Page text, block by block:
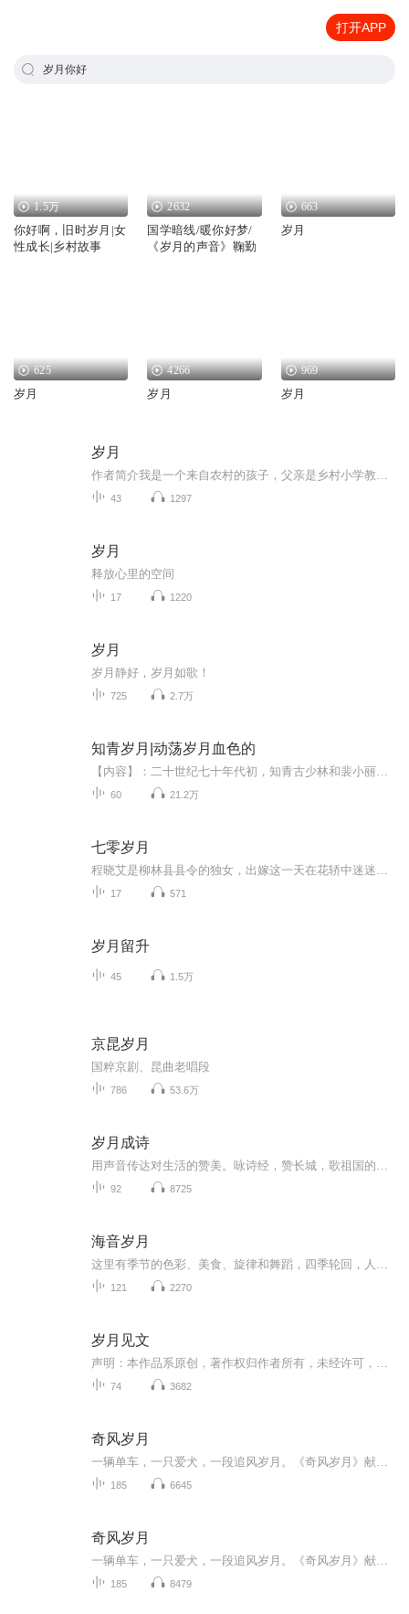
打开APP
岁月你好
1.5万
你好啊，旧时岁月|女
性成长|乡村故事
2632
国学暗线/暖你好梦/
《岁月的声音》鞠勤
663
岁月
625
岁月
4266
岁月
969
岁月
岁月
43 1297
岁月
释放心里的空间
17 1220
岁月
岁月静好，岁月如歌！
725 2.7万
知青岁月|动荡岁月血色的
60 21.2万
七零岁月
17 571
岁月留升
45 1.5万
京昆岁月
国粹京剧、昆曲老唱段
786 53.6万
岁月成诗
92 8725
海音岁月
121 2270
岁月见文
74 3682
奇风岁月
185 6645
奇风岁月
185 8479